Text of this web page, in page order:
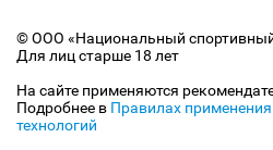
© ООО «Национальный
Для лиц старше 18 лет
На сайте применяются
Подробнее в Правилах
технологий